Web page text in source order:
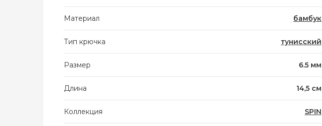
Материал бамбук
Тип крючка тунисский
Размер 6.5 мм
Длина 14,5 см
Коллекция SPIN